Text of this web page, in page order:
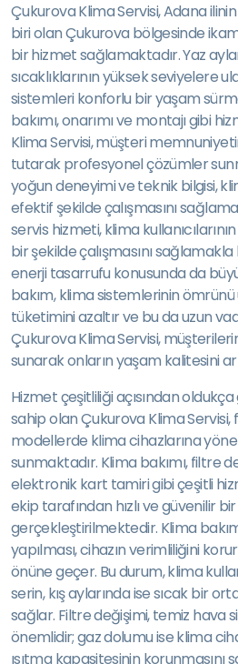
Çukurova Klima Servisi, Adana
biri olan Çukurova bölgesinde
bir hizmet sağlamaktadır. Yaz
sıcaklıklarının yüksek seviyelere
sistemleri konforlu bir yaşam
bakımı, onarımı ve montajı gibi
Klima Servisi, müşteri
tutarak profesyonel çözümler
yoğun deneyimi ve teknik bilgisi,
efektif şekilde çalışmasını
servis hizmeti, klima
bir şekilde çalışmasını
enerji tasarrufu konusunda da
bakım, klima sistemlerinin ömrünü
tüketimini azaltır ve bu da uzun
Çukurova Klima Servisi,
sunarak onların yaşam kalitesini
Hizmet çeşitliliği açısından
sahip olan Çukurova Klima Servisi,
modellerde klima cihazlarına
sunmaktadır. Klima bakımı, filtre
elektronik kart tamiri gibi çeşitli
ekip tarafından hızlı ve güvenilir
gerçekleştirilmektedir. Klima
yapılması, cihazın verimliliğini
önüne geçer. Bu durum, klima
serin, kış aylarında ise sıcak bir
sağlar. Filtre değişimi, temiz hava
önemlidir; gaz dolumu ise klima
ısıtma kapasitesinin